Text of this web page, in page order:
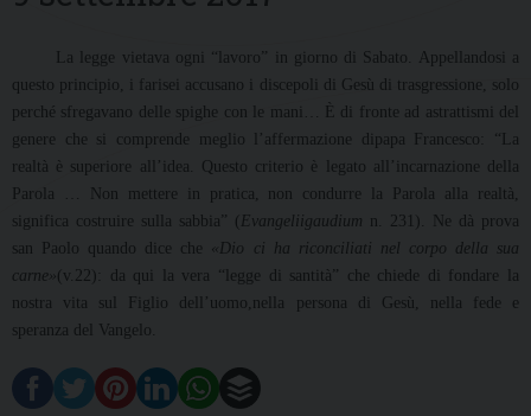
La legge vietava ogni “lavoro” in giorno di Sabato. Appellandosi a
questo principio, i farisei accusano i discepoli di Gesù di trasgressione, solo
perché sfregavano delle spighe con le mani… È di fronte ad astrattismi del
genere che si comprende meglio l’affermazione dipapa Francesco: “La
realtà è superiore all’idea. Questo criterio è legato all’incarnazione della
Parola … Non mettere in pratica, non condurre la Parola alla realtà,
significa costruire sulla sabbia” ( Evangeliigaudium n. 231). Ne dà prova
san Paolo quando dice che «Dio ci ha riconciliati nel corpo della sua
carne»(v.22): da qui la vera “legge di santità” che chiede di fondare la
nostra vita sul Figlio dell’uomo,nella persona di Gesù, nella fede e
speranza del Vangelo.